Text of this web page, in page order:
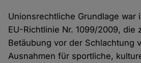
Unionsrechtliche Grundlage war
EU-Richtlinie Nr. 1099/2009, die
Betäubung vor der Schlachtung
Ausnahmen für sportliche,